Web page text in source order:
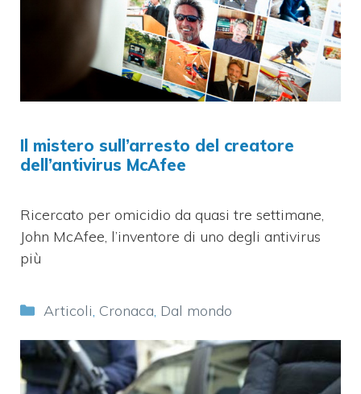
Il mistero sull’arresto del creatore
dell’antivirus McAfee
Ricercato per omicidio da quasi tre settimane,
John McAfee, l’inventore di uno degli antivirus
più
Categorie
Articoli Cronaca Dal mondo